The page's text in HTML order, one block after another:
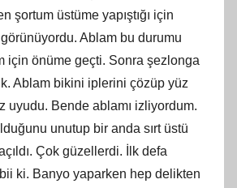
şortum üstüme yapıştığı için
Ablam bu durumu
için önüme geçti. Sonra şezlonga
Ablam bikini iplerini çözüp yüz
uyudu. Bende ablamı izliyordum.
unutup bir anda sırt üstü
Çok güzellerdi. İlk defa
ki. Banyo yaparken hep delikten